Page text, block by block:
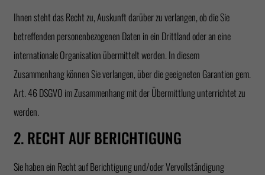
Ihnen steht das Recht zu, Auskunft darüber zu verlangen, ob die Sie
betreffenden personenbezogenen Daten in ein Drittland oder an eine
internationale Organisation übermittelt werden. In diesem
Zusammenhang können Sie verlangen, über die geeigneten Garantien gem.
Art. 46 DSGVO im Zusammenhang mit der Übermittlung unterrichtet zu
werden.
2. RECHT AUF BERICHTIGUNG
Sie haben ein Recht auf Berichtigung und/oder Vervollständigung